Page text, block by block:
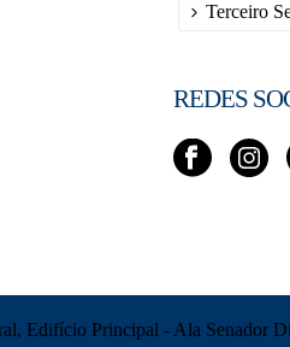
Terceiro
REDES
Edifício Principal - Ala Senador